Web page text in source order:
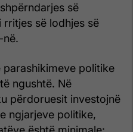
së
së lodhjes së
parashikimeve politike
ngushtë. Në
përdoruesit investojnë
ngjarjeve politike,